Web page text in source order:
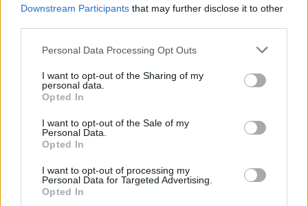
Downstream Participants that may further disclose it to other
Personal Data Processing Opt Outs
I want to opt-out of the Sharing of my
personal data.
Opted In
I want to opt-out of the Sale of my
Personal Data.
Opted In
I want to opt-out of processing my
Personal Data for Targeted Advertising.
Opted In
4μελή
Ετικέτα: 4μελή
Ποιο είναι το ιδανικό μέγεθος σπιτιού για μια τετραμελή
οικογένεια;